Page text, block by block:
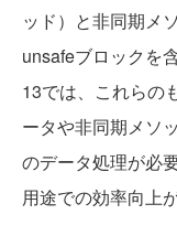
ッド）と非同期メ
unsafeブロックを
13では、これらの
ータや非同期メソ
のデータ処理が必
用途での効率向上